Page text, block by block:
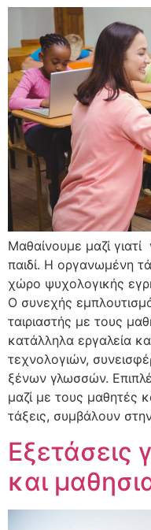
Μαθαίνουμε μαζί
παιδί. Η οργανωµένη
χώρο ψυχολογικής
Ο συνεχής
ταιριαστής με τους
κατάλληλα εργαλεία
τεχνολογιών,
ξένων γλωσσών.
μαζί με τους μαθητές
τάξεις, συμβάλουν
Εξετάσεις
και